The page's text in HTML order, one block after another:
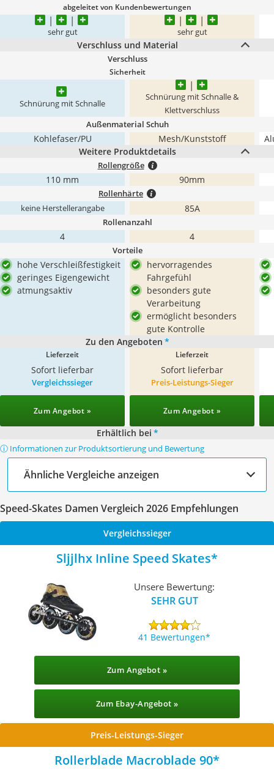
abgeleitet von Kundenbewertungen
sehr gut sehr gut
Verschluss und Material
Verschluss
Sicherheit
Schnürung mit Schnalle
Schnürung mit Schnalle &
Klettverschluss
Außenmaterial Schuh
Kohlefaser/PU Mesh/Kunststoff
Weitere Produktdetails
Rollengröße
110 mm 90mm
Rollenhärte
keine Herstellerangabe 85A
Rollenanzahl
4 4
Vorteile
hohe Verschleißfestigkeit
geringes Eigengewicht
atmungsaktiv
hervorragendes
Fahrgefühl
besonders gute
Verarbeitung
ermöglicht besonders
gute Kontrolle
Zu den Angeboten *
Lieferzeit
Sofort lieferbar
Lieferzeit
Sofort lieferbar
Vergleichssieger
Zum Angebot »
Preis-Leistungs-Sieger
Zum Angebot »
Erhältlich bei *
ⓘ Informationen zur Produktsortierung und Bewertung
Ähnliche Vergleiche anzeigen
Speed-Skates Damen Vergleich 2026 Empfehlungen
Vergleichssieger
Sljjlhx Inline Speed Skates
Unsere Bewertung:
SEHR GUT
41 Bewertungen
Zum Angebot »
Zum Ebay-Angebot »
Preis-Leistungs-Sieger
Rollerblade Macroblade 90